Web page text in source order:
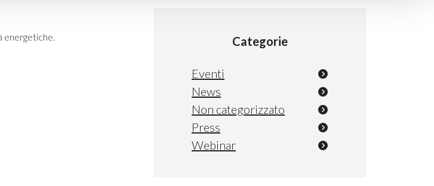
energetiche.
Categorie
Eventi
News
Non categorizzato
Press
Webinar